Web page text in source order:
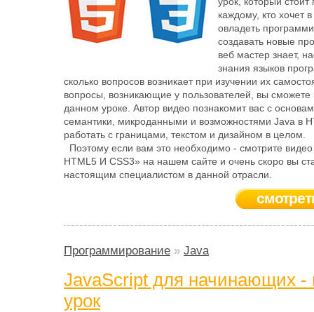
каждому, кто хочет
овладеть
создавать новые
веб мастер знает,
знания языков
сколько вопросов возникает при изучении их
вопросы, возникающие у пользователей, вы сможете
данном уроке. Автор видео познакомит вас с
семантики, микроданными и возможностями Java в
работать с границами, текстом и дизайном в целом.
Поэтому если вам это необходимо - смотрите
HTML5 И CSS3» на нашем сайте и очень скоро вы
настоящим специалистом в данной отрасли.
Программирование » Java
JavaScript для начинающих -
урок